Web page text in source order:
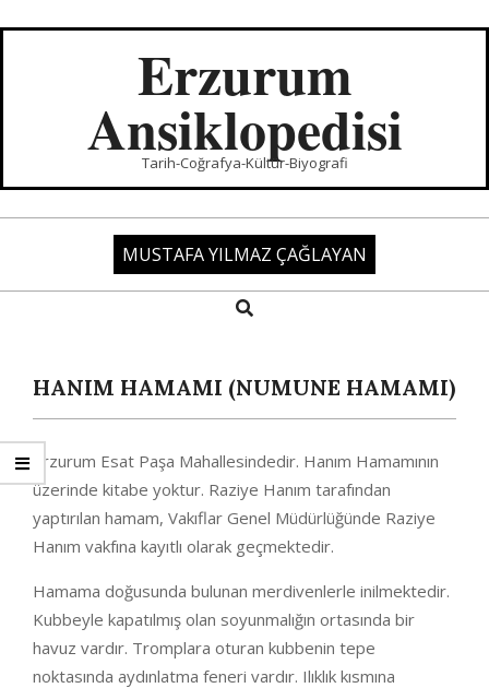
Erzurum
Ansiklopedisi
Tarih-Coğrafya-Kültür-Biyografi
MUSTAFA YILMAZ ÇAĞLAYAN
Search
HANIM HAMAMI (NUMUNE HAMAMI)
Erzurum Esat Paşa Mahallesindedir. Hanım Hamamının
üzerinde kitabe yoktur. Raziye Hanım tarafından
yaptırılan hamam, Vakıflar Genel Müdürlüğünde Raziye
Hanım vakfına kayıtlı olarak geçmektedir.
Hamama doğusunda bulunan merdivenlerle inilmektedir.
Kubbeyle kapatılmış olan soyunmalığın ortasında bir
havuz vardır. Tromplara oturan kubbenin tepe
noktasında aydınlatma feneri vardır. Ilıklık kısmına